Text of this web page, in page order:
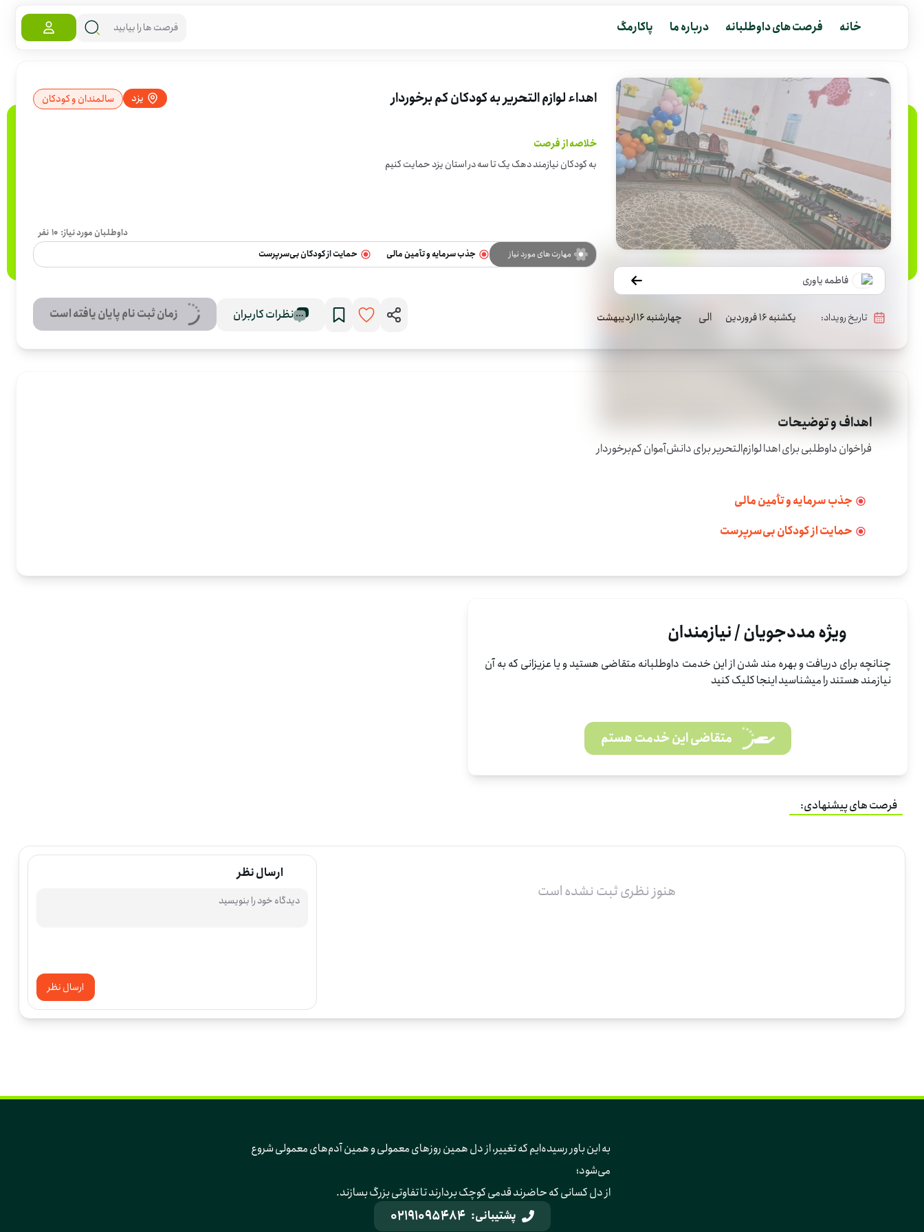
خانه فرصت های داوطلبانه درباره ما پاکارمگ
فاطمه یاوری
اهداء لوازم التحریر به کودکان کم برخوردار یزد سالمندان و کودکان
خلاصه از فرصت
به کودکان نیازمند دهک یک تا سه در استان یزد حمایت کنیم
داوطلبان مورد نیاز: 10 نفر
مهارت های مورد نیاز
جذب سرمایه و تأمین مالی حمایت از کودکان بی‌سرپرست
تاریخ رویداد: یکشنبه 16 فروردین الی چهارشنبه 16 اردیبهشت نظرات کاربران زمان ثبت نام پایان یافته است
اهداف و توضیحات
فراخوان داوطلبی برای اهدا لوازم‌التحریر برای دانش‌آموان کم‌برخوردار
جذب سرمایه و تأمین مالی
حمایت از کودکان بی‌سرپرست
ویژه مددجویان / نیازمندان
چنانچه برای دریافت و بهره مند شدن از این خدمت داوطلبانه متقاضی هستید و یا عزیزانی که به آن
نیازمند هستند را میشناسید اینجا کلیک کنید
متقاضی این خدمت هستم
فرصت های پیشنهادی:
هنوز نظری ثبت نشده است
ارسال نظر
ارسال نظر
به این باور رسیده‌ایم که تغییر، از دل همین روزهای معمولی و همین آدم‌های معمولی شروع
می‌شود؛
از دل کسانی که حاضرند قدمی کوچک بردارند تا تفاوتی بزرگ بسازند.
پشتیبانی: 02191095484